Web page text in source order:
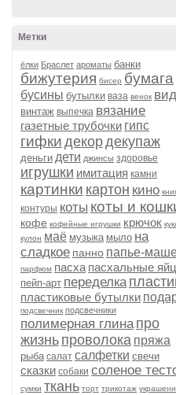
Метки
ёлки Браслет ароматы банки
бижутерия бисер бумага
бусины бутылки ваза венок
винтаж выпечка вязание
газетные трубочки гипс
гифки декордекупаж
деньги дети джинсы здоровье
игрушки имитация камни
картинки картон кино
контуры коты коты и
кофе кофейные игрушки крючок
кулон маё музыка мыло на
сладкое панно папье-
парфюм пасха пасхальные
пейп-арт переделка
пластиковые бутылки
подсвечник подсвечники
полимерная глина про
жизнь проволока пряжа
рыба салат салфетки свечи
сказки собаки соленое
сумки ткань торт трикотаж